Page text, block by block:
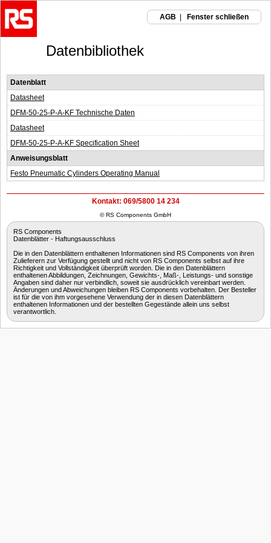
AGB Fenster schließen
Datenbibliothek
Datenblatt
Datasheet
DFM-50-25-P-A-KF Technische Daten
Datasheet
DFM-50-25-P-A-KF Specification Sheet
Anweisungsblatt
Festo Pneumatic Cylinders Operating Manual
Kontakt: 069/5800 14 234
© RS Components GmbH
RS Components
Datenblätter - Haftungsausschluss
Die in den Datenblättern enthaltenen Informationen sind RS Components von ihren
Zulieferern zur Verfügung gestellt und nicht von RS Components selbst auf ihre
Richtigkeit und Vollständigkeit überprüft worden. Die in den Datenblättern
enthaltenen Abbildungen, Zeichnungen, Gewichts-, Maß-, Leistungs- und sonstige
Angaben sind daher nur verbindlich, soweit sie ausdrücklich vereinbart werden.
Änderungen und Abweichungen bleiben RS Components vorbehalten. Der Besteller
ist für die von ihm vorgesehene Verwendung der in diesen Datenblättern
enthaltenen Informationen und der bestellten Gegestände allein uns selbst
verantwortlich.